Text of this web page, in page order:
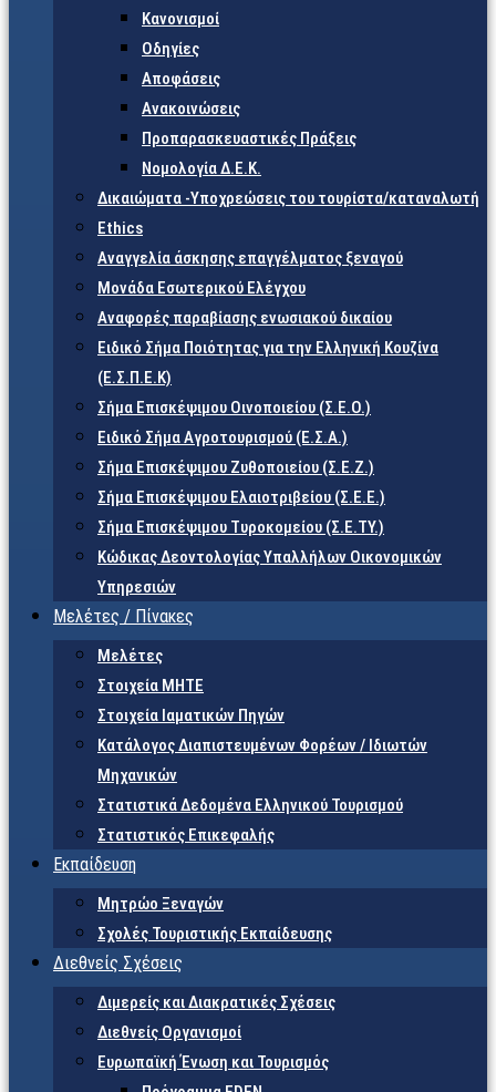
Κανονισμοί
Οδηγίες
Αποφάσεις
Ανακοινώσεις
Προπαρασκευαστικές Πράξεις
Νομολογία Δ.Ε.Κ.
Δικαιώματα -Υποχρεώσεις του τουρίστα/καταναλωτή
Ethics
Αναγγελία άσκησης επαγγέλματος ξεναγού
Μονάδα Εσωτερικού Ελέγχου
Αναφορές παραβίασης ενωσιακού δικαίου
Ειδικό Σήμα Ποιότητας για την Ελληνική Κουζίνα
(Ε.Σ.Π.Ε.Κ)
Σήμα Επισκέψιμου Οινοποιείου (Σ.Ε.Ο.)
Ειδικό Σήμα Αγροτουρισμού (Ε.Σ.Α.)
Σήμα Επισκέψιμου Ζυθοποιείου (Σ.Ε.Ζ.)
Σήμα Επισκέψιμου Ελαιοτριβείου (Σ.Ε.Ε.)
Σήμα Επισκέψιμου Τυροκομείου (Σ.Ε.TY.)
Κώδικας Δεοντολογίας Υπαλλήλων Οικονομικών
Υπηρεσιών
Μελέτες / Πίνακες
Μελέτες
Στοιχεία ΜΗΤΕ
Στοιχεία Ιαματικών Πηγών
Κατάλογος Διαπιστευμένων Φορέων / Ιδιωτών
Μηχανικών
Στατιστικά Δεδομένα Ελληνικού Τουρισμού
Στατιστικός Επικεφαλής
Εκπαίδευση
Μητρώο Ξεναγών
Σχολές Τουριστικής Εκπαίδευσης
Διεθνείς Σχέσεις
Διμερείς και Διακρατικές Σχέσεις
Διεθνείς Οργανισμοί
Ευρωπαϊκή Ένωση και Τουρισμός